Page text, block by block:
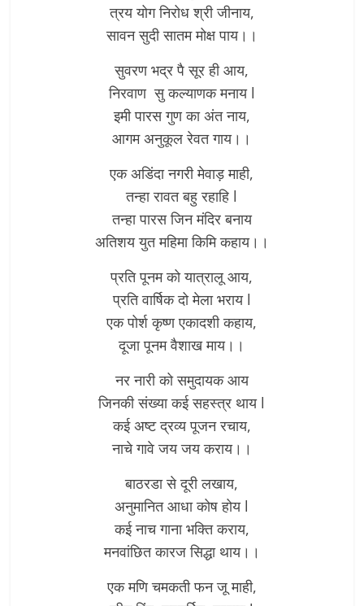
त्रय योग निरोध श्री जीनाय,
सावन सुदी सातम मोक्ष पाय।।
सुवरण भद्र पै सूर ही आय,
निरवाण सु कल्याणक मनाय l
इमी पारस गुण का अंत नाय,
आगम अनुकूल रेवत गाय।।
एक अडिंदा नगरी मेवाड़ माही,
तन्हा रावत बहु रहाहि l
तन्हा पारस जिन मंदिर बनाय
अतिशय युत महिमा किमि कहाय।।
प्रति पूनम को यात्रालू आय,
प्रति वार्षिक दो मेला भराय l
एक पोर्श कृष्ण एकादशी कहाय,
दूजा पूनम वैशाख माय।।
नर नारी को समुदायक आय
जिनकी संख्या कई सहस्त्र थाय l
कई अष्ट द्रव्य पूजन रचाय,
नाचे गावे जय जय कराय।।
बाठरडा से दूरी लखाय,
अनुमानित आधा कोष होय l
कई नाच गाना भक्ति कराय,
मनवांछित कारज सिद्धा थाय।।
एक मणि चमकती फन जू माही,